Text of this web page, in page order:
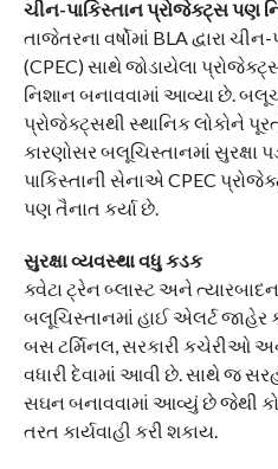
ચીન-પાકિસ્તાન પ્રોજેક્ટ્સ પણ
તાજેતરના વર્ષોમાં BLA દ્વારા
(CPEC) સાથે જોડાયેલા
નિશાન બનાવવામાં આવ્યા છે.
પ્રોજેક્ટ્સથી સ્થાનિક લોકોને
કારણોસર બલૂચિસ્તાનમાં સુરક્ષા
પાકિસ્તાની સેનાએ CPEC
પણ તૈનાત કર્યા છે.
સુરક્ષા વ્યવસ્થા વધુ કડક
ક્વેટા ટ્રેન બ્લાસ્ટ અને
બલૂચિસ્તાનમાં હાઈ એલર્ટ જાહેર
બસ ટર્મિનલ, સરકારી કચેરીઓ
વધારી દેવામાં આવી છે. સાથે જ
સઘન બનાવવામાં આવ્યું છે જેથી
તરત કાર્યવાહી કરી શકાય.